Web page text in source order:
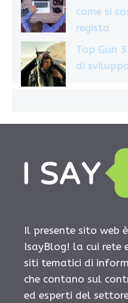
come si
regista
Top Gun
di
Il presente sito web
IsayBlog! la cui rete
siti tematici di
che contano sul
ed esperti del